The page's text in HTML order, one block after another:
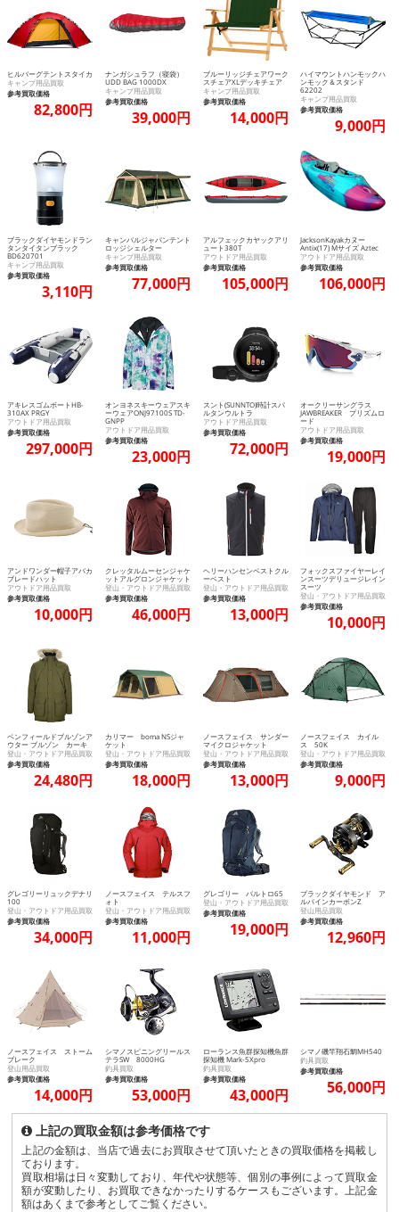
ヒルバーグテントスタイカ
キャンプ用品買取
参考買取価格
82,800円
ナンガシュラフ（寝袋）
UDD BAG 1000DX
キャンプ用品買取
参考買取価格
39,000円
ブルーリッジチェアワーク
スチェアXLデッキチェア
キャンプ用品買取
参考買取価格
14,000円
ハイマウントハンモックハ
ンモック＆スタンド
62202
キャンプ用品買取
参考買取価格
9,000円
ブラックダイヤモンドラン
タンタイタンブラック
BD620701
キャンプ用品買取
参考買取価格
3,110円
キャンパルジャパンテント
ロッジシェルター
キャンプ用品買取
参考買取価格
77,000円
アルフェックカヤックアリ
ュート380T
アウトドア用品買取
参考買取価格
105,000円
JacksonKayakカヌー
Antix(17) Mサイズ Aztec
アウトドア用品買取
参考買取価格
106,000円
アキレスゴムボートHB-
310AX PRGY
アウトドア用品買取
参考買取価格
297,000円
オンヨネスキーウェアスキ
ーウェアONJ97100S TD-
GNPP
アウトドア用品買取
参考買取価格
23,000円
スント(SUNNTO)時計スパ
ルタンウルトラ
アウトドア用品買取
参考買取価格
72,000円
オークリーサングラス
JAWBREAKER プリズムロ
ード
アウトドア用品買取
参考買取価格
19,000円
アンドワンダー帽子アバカ
ブレードハット
アウトドア用品買取
参考買取価格
10,000円
クレッタルムーセンジャケ
ットアルグロンジャケット
登山・アウトドア用品買取
参考買取価格
46,000円
ヘリーハンセンベストクル
ーベスト
登山・アウトドア用品買取
参考買取価格
13,000円
フォックスファイヤーレイ
ンスーツデリュージレイン
スーツ
登山・アウトドア用品買取
参考買取価格
10,000円
ペンフィールドブルゾンア
ウター ブルゾン カーキ
登山・アウトドア用品買取
参考買取価格
24,480円
カリマー boma NSジャ
ケット
登山・アウトドア用品買取
参考買取価格
18,000円
ノースフェイス サンダー
マイクロジャケット
登山・アウトドア用品買取
参考買取価格
13,000円
ノースフェイス カイル
ス 50K
登山・アウトドア用品買取
参考買取価格
9,000円
グレゴリーリュックデナリ
100
登山・アウトドア用品買取
参考買取価格
34,000円
ノースフェイス テルスフ
ォト
登山・アウトドア用品買取
参考買取価格
11,000円
グレゴリー バルトロ65
登山・アウトドア用品買取
参考買取価格
19,000円
ブラックダイヤモンド ア
ルパインカーボンZ
登山用品買取
参考買取価格
12,960円
ノースフェイス ストーム
ブレーク
登山用品買取
参考買取価格
14,000円
シマノスピニングリールス
テラSW 8000HG
釣具買取
参考買取価格
53,000円
ローランス魚群探知機魚群
探知機 Mark-5Xpro
釣具買取
参考買取価格
43,000円
シマノ磯竿翔石鯛MH540
釣具買取
参考買取価格
56,000円
上記の買取金額は参考価格です
上記の金額は、当店で過去にお買取させて頂いたときの買取価格を掲載し
ております。
買取相場は日々変動しており、年代や状態等、個別の事例によって買取金
額が変動したり、お買取できなかったりするケースもございます。上記金
額はあくまで参考としてご覧ください。